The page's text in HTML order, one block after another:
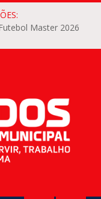
Master 2026